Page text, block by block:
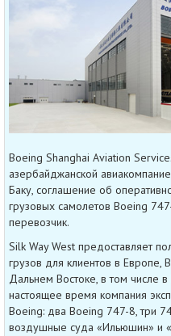
Boeing Shanghai Aviation
азербайджанской
Баку, соглашение об
грузовых самолетов Boeing
перевозчик.
Silk Way West предоставляет
грузов для клиентов в Европе,
Дальнем Востоке, в том числе
настоящее время компания
Boeing: два Boeing 747-8, три
воздушные суда «Ильюшин» и